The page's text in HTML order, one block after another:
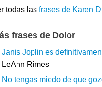
todas las frases de Karen
frases de Dolor
Janis Joplin es
LeAnn Rimes
No tengas miedo de que